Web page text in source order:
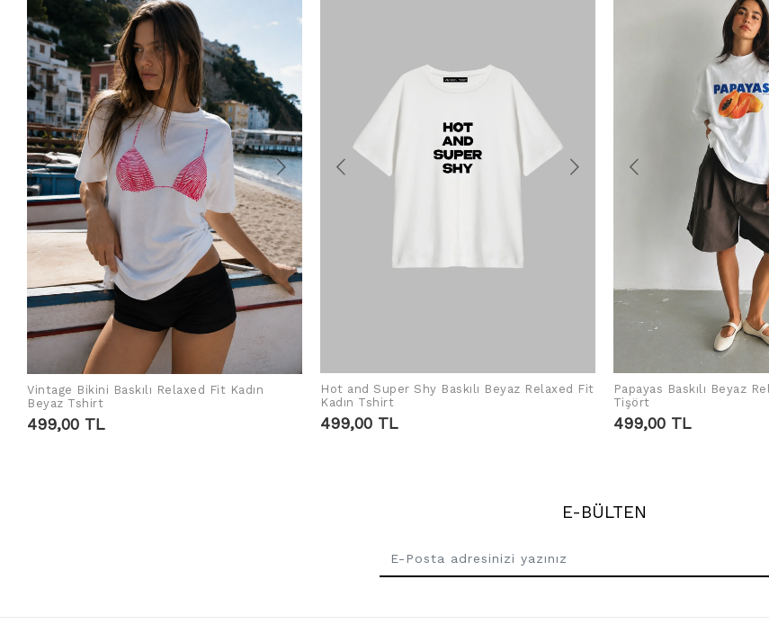
Vintage Bikini Baskılı Relaxed Fit Kadın
Beyaz Tshirt
499,00 TL
SEPETE EKLE
Hot and Super Shy Baskılı Beyaz Relaxed Fit
Kadın Tshirt
499,00 TL
SEPETE
Papayas Baskılı Beyaz
Tişört
499,00 TL
E-BÜLTEN